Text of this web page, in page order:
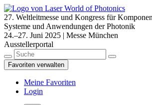
27. Weltleitmesse und Kongress für
Systeme und Anwendungen der Photonik
24.–27. Juni 2025 | Messe München
Ausstellerportal
Favoriten verwalten
Meine Favoriten
Login